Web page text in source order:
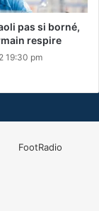
pas si borné,
respire
19:30 pm
FootRadio